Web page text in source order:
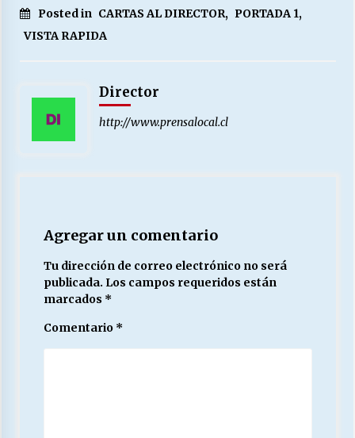
Posted in CARTAS AL DIRECTOR, PORTADA 1,
VISTA RAPIDA
Director
http://www.prensalocal.cl
Agregar un comentario
Tu dirección de correo electrónico no será
publicada. Los campos requeridos están
marcados *
Comentario *